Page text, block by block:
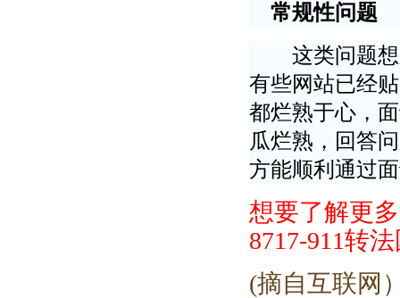
常规性问题
这类问题想
有些网站已经
都烂熟于心，
瓜烂熟，回答
方能顺利通过
想要了解更
8717-911转
(摘自互联网